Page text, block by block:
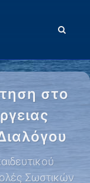
στο
Σωστικών